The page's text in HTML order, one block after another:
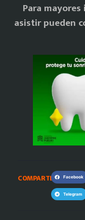
Para
asistir pueden
COMPARTE: Facebook
Telegram